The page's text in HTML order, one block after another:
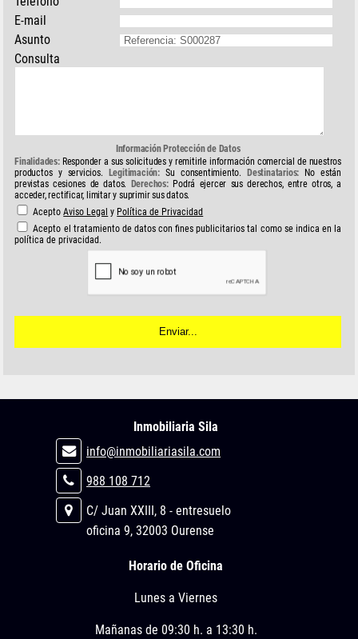
E-mail
Asunto
Consulta
Información Protección de Datos
Finalidades:Responder a sus solicitudes y remitirle información comercial de nuestros
productos y servicios.
Legitimación: Su consentimiento. Destinatarios: No están
previstas cesiones de datos.
Derechos:Podrá ejercer sus derechos, entre otros, a
acceder, rectificar, limitar y suprimir sus datos.
AceptoAviso Legal y Política de Privacidad
Acepto el tratamiento de datos con fines publicitarios tal como se indica en la
política de privacidad.
Inmobiliaria Sila
info@inmobiliariasila.com
988 108 712
C/ Juan XXIII, 8 - entresuelo
oficina 9, 32003 Ourense
Horario de Oficina
Lunes a Viernes
Mañanas de 09:30 h. a 13:30 h.